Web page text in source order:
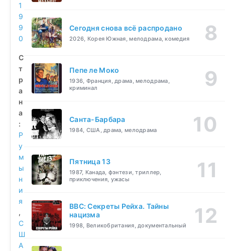
1
9
9
0
С
т
р
а
н
а
:
Р
у
м
ы
н
и
я
,
С
Ш
А
Сегодня снова всё распродано
2026, Корея Южная, мелодрама, комедия
Пепе ле Моко
1936, Франция, драма, мелодрама,
криминал
Санта-Барбара
1984, США, драма, мелодрама
Пятница 13
1987, Канада, фэнтези, триллер,
приключения, ужасы
BBC: Секреты Рейха. Тайны
нацизма
1998, Великобритания, документальный